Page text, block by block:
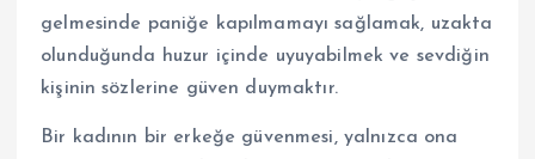
gelmesinde paniğe kapılmamayı sağlamak, uzakta
olunduğunda huzur içinde uyuyabilmek ve sevdiğin
kişinin sözlerine güven duymaktır.
Bir kadının bir erkeğe güvenmesi, yalnızca ona